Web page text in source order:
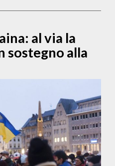
al via la
sostegno alla